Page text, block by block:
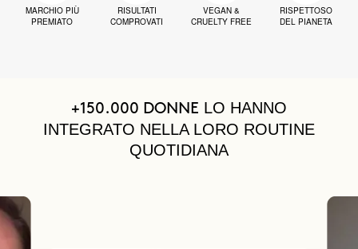
MARCHIO PIÙ
PREMIATO
RISULTATI
COMPROVATI
VEGAN &
CRUELTY FREE
RISPETTOSO
DEL PIANETA
+150.000 DONNE LO HANNO
INTEGRATO NELLA LORO ROUTINE
QUOTIDIANA